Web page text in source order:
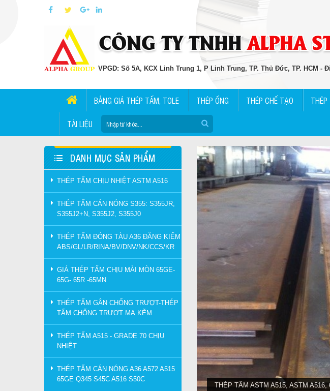
VPGD: Số 5A, KCX Linh Trung 1, P Linh Trung, TP. Thủ Đức, TP. HCM -
BẢNG GIÁ THÉP TẤM, TOLE THÉP ỐNG THÉP CHẾ TẠO
TÀI LIỆU
DANH MỤC SẢN PHẨM
THÉP TẤM CHỊU NHIỆT ASTM A516
THÉP TẤM CÁN NÓNG S355: S355JR,
S355J2+N, S355J2, S355J0
THÉP TẤM ĐÓNG TÀU A36 ĐĂNG KIỂM
ABS/GL/LR/RINA/BV/DNV/NK/CCS/KR
GIÁ THÉP TẤM CHỊU MÀI MÒN 65GE-
65G- 65R -65MN
THÉP TẤM GÂN CHỐNG TRƯỢT-THÉP
TẤM CHỐNG TRƯỢT MẠ KẼM
THÉP TẤM A515 - GRADE 70 CHỊU
NHIỆT
THÉP TẤM CÁN NÓNG A36 A572 A515
65GE Q345 S45C A516 S50C
THÉP TẤM ASTM A515, ASTM